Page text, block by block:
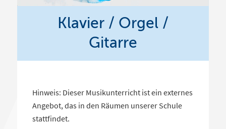
Klavier / Orgel /
Gitarre
Hinweis: Dieser Musikunterricht ist ein externes
Angebot, das in den Räumen unserer Schule
stattfindet.